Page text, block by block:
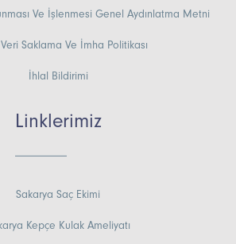
Ve İşlenmesi Genel Aydınlatma Metni
Saklama Ve İmha Politikası
İhlal Bildirimi
Linklerimiz
Sakarya Saç Ekimi
Kepçe Kulak Ameliyatı